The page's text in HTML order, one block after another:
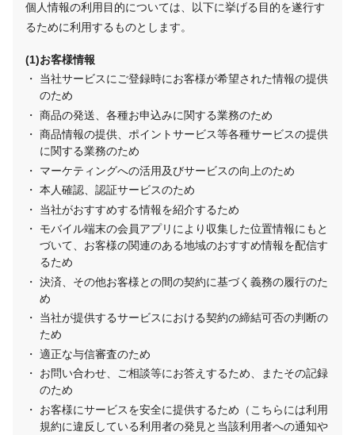
個人情報の利用目的については、以下に挙げる目的を遂行す
るために利用するものとします。
お客様情報
当社サービスにご登録時にお客様が希望された情報の提供
のため
商品の発送、各種お申込みに関する業務のため
商品情報の提供、ポイントサービス等各種サービスの提供
に関する業務のため
マーケティングへの活用及びサービスの向上のため
本人確認、認証サービスのため
当社がおすすめする情報を紹介するため
モバイル端末の会員アプリにより収集した位置情報にもと
づいて、お客様の関連のある地域のおすすめ情報を配信す
るため
決済、その他お客様との間の契約に基づく義務の履行のた
め
当社が提供するサービスにおける契約の締結可否の判断の
ため
適正な与信審査のため
お問い合わせ、ご相談等にお答えするため、またその記録
のため
お客様にサービスを安全に提供するため（こちらには利用
規約に違反している利用者の発見と当該利用者への通知や